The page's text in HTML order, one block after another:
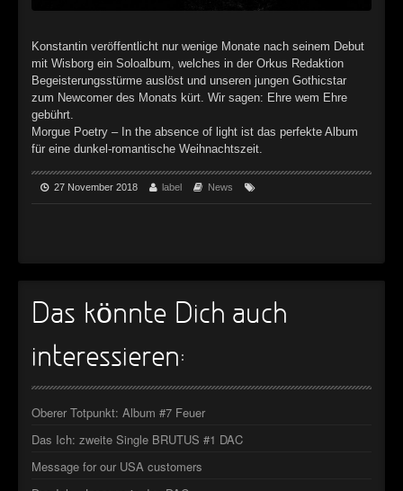
► Totentanz
► Teufels Lehrerin
Oberer Totpunkt
► Zeit verfliegt
Oberer Totpunkt
Oberer Totpunkt
► Geisterfahrt
► Gevatter Tod
►
►
►
►
Konstantin veröffentlicht nur wenige Monate nach seinem Debut
mit Wisborg ein Soloalbum, welches in der Orkus Redaktion
Begeisterungsstürme auslöst und unseren jungen Gothicstar
zum Newcomer des Monats kürt. Wir sagen: Ehre wem Ehre
gebührt.
Morgue Poetry – In the absence of light ist das perfekte Album
für eine dunkel-romantische Weihnachtszeit.
27 November 2018 label News
Das könnte Dich auch
interessieren:
Oberer Totpunkt: Album #7 Feuer
Das Ich: zweite Single BRUTUS #1 DAC
Message for our USA customers